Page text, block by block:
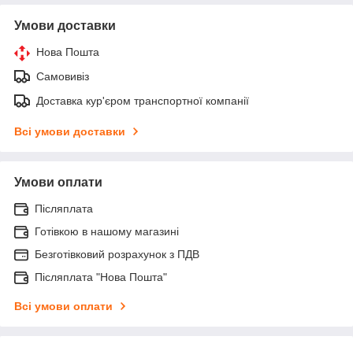
Умови доставки
Нова Пошта
Самовивіз
Доставка кур'єром транспортної компанії
Всі умови доставки
Умови оплати
Післяплата
Готівкою в нашому магазині
Безготівковий розрахунок з ПДВ
Післяплата "Нова Пошта"
Всі умови оплати